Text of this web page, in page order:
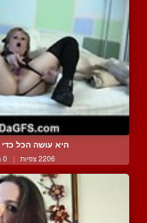
היא עושה הכל
2206 צפיות | 0 המלצות